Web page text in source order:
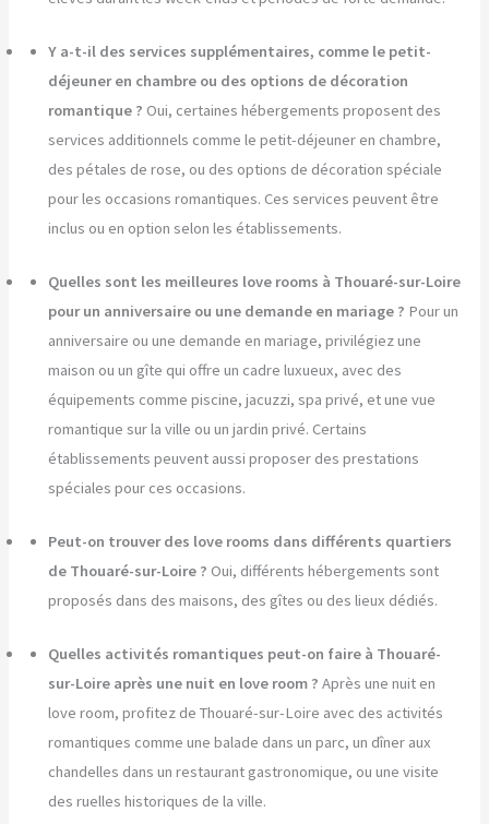
Y a-t-il des services supplémentaires, comme le petit-
déjeuner en chambre ou des options de décoration
romantique ? Oui, certaines hébergements proposent des
services additionnels comme le petit-déjeuner en chambre,
des pétales de rose, ou des options de décoration spéciale
pour les occasions romantiques. Ces services peuvent être
inclus ou en option selon les établissements.
Quelles sont les meilleures love rooms à Thouaré-sur-Loire
pour un anniversaire ou une demande en mariage ? Pour un
anniversaire ou une demande en mariage, privilégiez une
maison ou un gîte qui offre un cadre luxueux, avec des
équipements comme piscine, jacuzzi, spa privé, et une vue
romantique sur la ville ou un jardin privé. Certains
établissements peuvent aussi proposer des prestations
spéciales pour ces occasions.
Peut-on trouver des love rooms dans différents quartiers
de Thouaré-sur-Loire ? Oui, différents hébergements sont
proposés dans des maisons, des gîtes ou des lieux dédiés.
Quelles activités romantiques peut-on faire à Thouaré-
sur-Loire après une nuit en love room ? Après une nuit en
love room, profitez de Thouaré-sur-Loire avec des activités
romantiques comme une balade dans un parc, un dîner aux
chandelles dans un restaurant gastronomique, ou une visite
des ruelles historiques de la ville.